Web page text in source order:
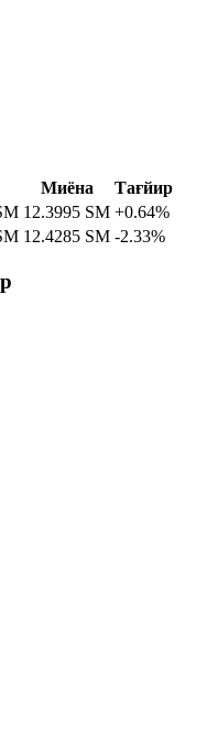
Миёна
Тағйир
12.3995 SM +0.64%
12.4285 SM -2.33%